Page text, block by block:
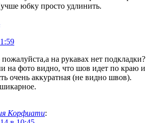
юбку просто удлинить.
на рукавах нет подкладки?
на фото видно, что шов идет по краю и
очень аккуратная (не видно швов).
Корфиати: